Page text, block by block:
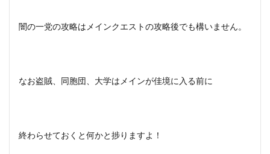
闇の一党の攻略はメインクエストの攻略後でも構いません。
なお盗賊、同胞団、大学はメインが佳境に入る前に
終わらせておくと何かと捗りますよ！